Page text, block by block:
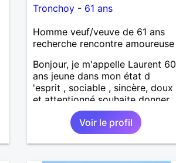
Tronchoy - 61 ans
Homme veuf/veuve de 61 ans
recherche rencontre amoureuse
Bonjour, je m'appelle Laurent 60
ans jeune dans mon état d
'esprit , sociable , sincère, doux
et attentionné souhaite donner
de la tendresse , de l'amour et
beaucoup de bonheur a la
femme qui souhaitera partager
ma vie . Bientôt en retraite a la
Voir le profil